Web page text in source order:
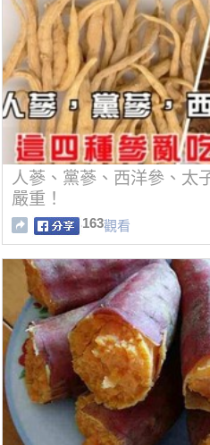
人蔘、黨蔘、西洋參、太
嚴重！
163觀看